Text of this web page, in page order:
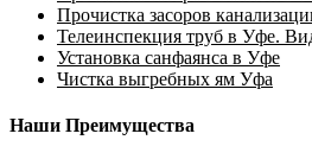
Прочистка засоров
Телеинспекция труб в Уфе.
Установка санфаянса в Уфе
Чистка выгребных ям Уфа
Наши Преимущества